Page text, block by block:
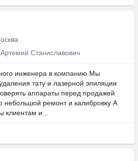
Станиславович
инженера в компанию Мы
тату и лазерной эпиляции
аппараты перед продажей
небольшой ремонт и калибровку А
клиентам и...